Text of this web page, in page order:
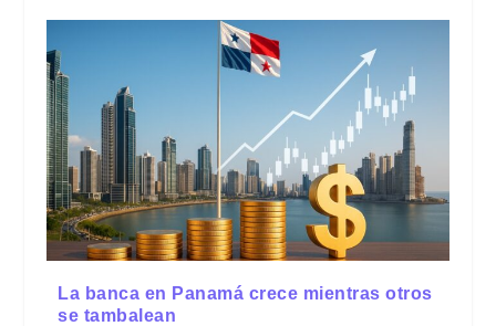
La banca en Panamá crece mientras otros
se tambalean